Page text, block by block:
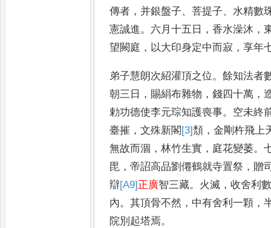
傳者 ， 并銀盤子、菩提子、水精數
憲誠進。 六月十五日 ，香水澡沐 ，
望闕庭 ， 以大印身定中而寂 ，享年
弟子慧朗次紹灌頂之位。餘知法者
朝三日 ， 賜絹布雜物 ，錢四十萬 ，
勅功德使李元琮知護喪事。 空未終
臺摧 ，文殊新閣[3]頹 ，金剛杵飛上
無故而涸 ，林竹生實 ， 庭花變萎。
毘 ，帝詔高品劉僊鶴就寺置祭 ， 贈
辯[A9]正廣智三藏。 火滅 ，收舍利
內。其頂骨不然 ， 中有舍利一顆 ，
院別起塔焉。